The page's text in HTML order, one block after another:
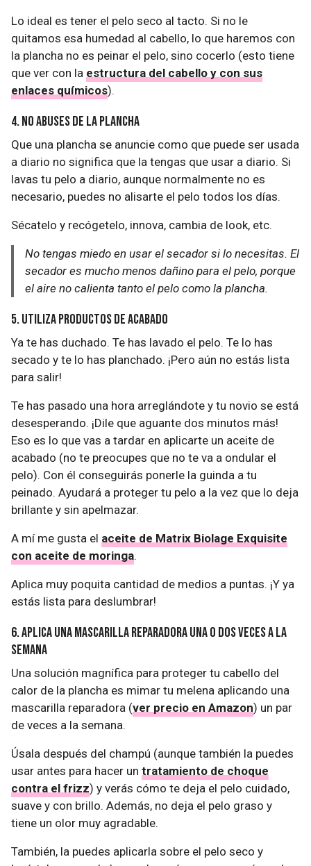
Lo ideal es tener el pelo seco al tacto. Si no le
quitamos esa humedad al cabello, lo que haremos con
la plancha no es peinar el pelo, sino cocerlo (esto tiene
que ver con la estructura del cabello y con sus
enlaces químicos).
4. No abuses de la plancha
Que una plancha se anuncie como que puede ser usada
a diario no significa que la tengas que usar a diario. Si
lavas tu pelo a diario, aunque normalmente no es
necesario, puedes no alisarte el pelo todos los días.
Sécatelo y recógetelo, innova, cambia de look, etc.
No tengas miedo en usar el secador si lo necesitas. El
secador es mucho menos dañino para el pelo, porque
el aire no calienta tanto el pelo como la plancha.
5. Utiliza productos de acabado
Ya te has duchado. Te has lavado el pelo. Te lo has
secado y te lo has planchado. ¡Pero aún no estás lista
para salir!
Te has pasado una hora arreglándote y tu novio se está
desesperando. ¡Dile que aguante dos minutos más!
Eso es lo que vas a tardar en aplicarte un aceite de
acabado (no te preocupes que no te va a ondular el
pelo). Con él conseguirás ponerle la guinda a tu
peinado. Ayudará a proteger tu pelo a la vez que lo deja
brillante y sin apelmazar.
A mí me gusta el aceite de Matrix Biolage Exquisite
con aceite de moringa.
Aplica muy poquita cantidad de medios a puntas. ¡Y ya
estás lista para deslumbrar!
6. Aplica una mascarilla reparadora una o dos veces a la
semana
Una solución magnífica para proteger tu cabello del
calor de la plancha es mimar tu melena aplicando una
mascarilla reparadora (ver precio en Amazon) un par
de veces a la semana.
Úsala después del champú (aunque también la puedes
usar antes para hacer un tratamiento de choque
contra el frizz) y verás cómo te deja el pelo cuidado,
suave y con brillo. Además, no deja el pelo graso y
tiene un olor muy agradable.
También, la puedes aplicarla sobre el pelo seco y